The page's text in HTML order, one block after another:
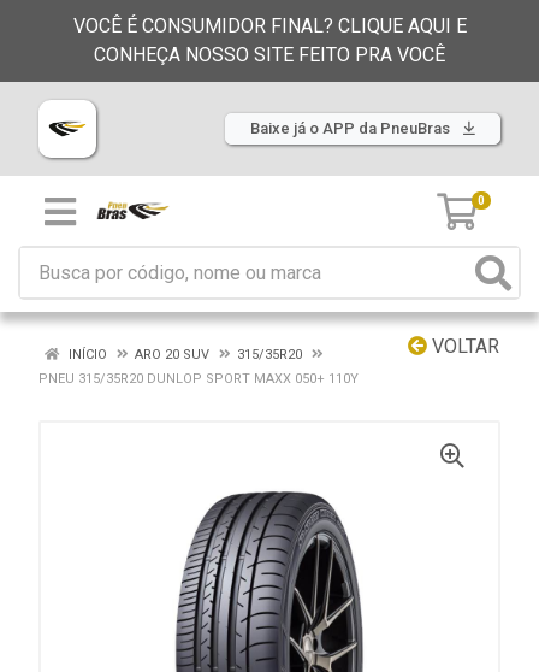
VOCÊ É CONSUMIDOR FINAL? CLIQUE AQUI E
CONHEÇA NOSSO SITE FEITO PRA VOCÊ
Baixe já o APP da PneuBras
0
VOLTAR
INÍCIO ARO 20 SUV
315/35R20
PNEU 315/35R20 DUNLOP SPORT MAXX 050+ 110Y